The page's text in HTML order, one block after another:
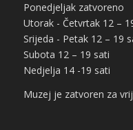
Ponedjeljak zatvoreno
Utorak - Četvrtak 12 –
Srijeda - Petak 12 – 19
Subota 12 – 19 sati
Nedjelja 14 -19 sati
Muzej je zatvoren za